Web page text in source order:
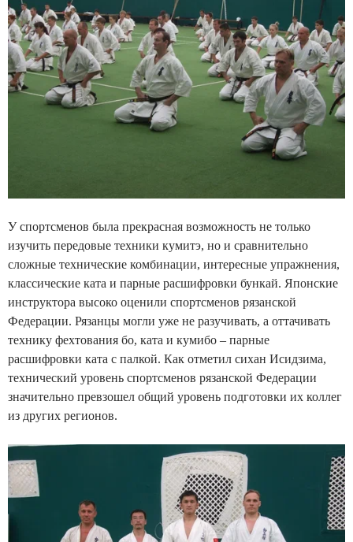
У спортсменов была прекрасная возможность не только
изучить передовые техники кумитэ, но и сравнительно
сложные технические комбинации, интересные упражнения,
классические ката и парные расшифровки бункай. Японские
инструктора высоко оценили спортсменов рязанской
Федерации. Рязанцы могли уже не разучивать, а оттачивать
технику фехтования бо, ката и кумибо – парные
расшифровки ката с палкой. Как отметил сихан Исидзима,
технический уровень спортсменов рязанской Федерации
значительно превзошел общий уровень подготовки их коллег
из других регионов.